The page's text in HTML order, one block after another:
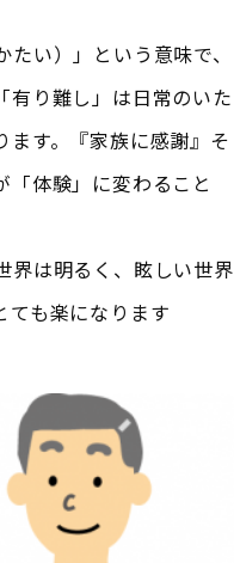
い）」という意味で、
有り難し」は日常のいた
す。『家族に感謝』そ
体験」に変わること
界は明るく、眩しい世界
ても楽になります